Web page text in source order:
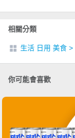
相關分類
生活 日用 美食 >
你可能會喜歡